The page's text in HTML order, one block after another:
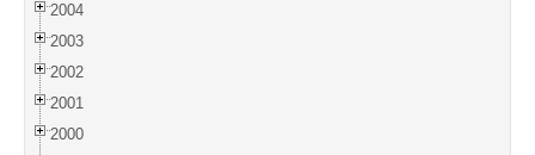
2004
2003
2002
2001
2000